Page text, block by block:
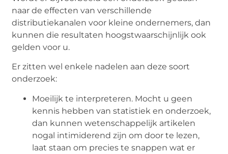
naar de effecten van verschillende
distributiekanalen voor kleine ondernemers, dan
kunnen die resultaten hoogstwaarschijnlijk ook
gelden voor u.
Er zitten wel enkele nadelen aan deze soort
onderzoek:
Moeilijk te interpreteren. Mocht u geen
kennis hebben van statistiek en onderzoek,
dan kunnen wetenschappelijk artikelen
nogal intimiderend zijn om door te lezen,
laat staan om precies te snappen wat er